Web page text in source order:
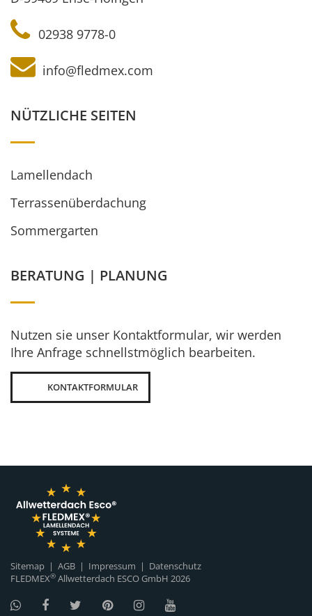
02938 9778-0
info@fledmex.com
NÜTZLICHE SEITEN
Lamellendach
Terrassenüberdachung
Sommergarten
BERATUNG | PLANUNG
Nutzen sie unser Kontaktformular, wir werden
Ihre Anfrage schnellstmöglich bearbeiten.
KONTAKTFORMULAR
Sitemap | AGB | Impressum | Datenschutz
FLEDMEX® Allwetterdach ESCO GmbH 2026